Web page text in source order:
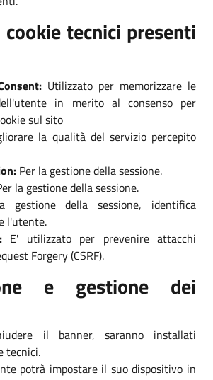
cookie tecnici presenti
Utilizzato per memorizzare le
in merito al consenso per
sul sito
la qualità del servizio percepito
Per la gestione della sessione.
la gestione della sessione.
gestione della sessione, identifica
l'utente.
E' utilizzato per prevenire attacchi
Forgery (CSRF).
e gestione dei
il banner, saranno installati
tecnici.
potrà impostare il suo dispositivo in